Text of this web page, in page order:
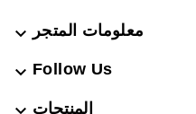
معلومات المتجر 
Follow Us

المنتجات